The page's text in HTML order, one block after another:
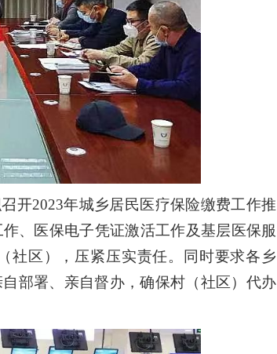
2023年城乡居民医疗保险缴费工作推
、医保电子凭证激活工作及基层医保服
社区），压紧压实责任。同时要求各乡
部署、亲自督办，确保村（社区）代办
20260807